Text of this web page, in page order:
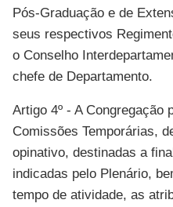
Pós-Graduação e de
seus respectivos
o Conselho
chefe de Departamento.
Artigo 4º - A Congregação
Comissões Temporárias,
opinativo, destinadas a
indicadas pelo Plenário,
tempo de atividade, as